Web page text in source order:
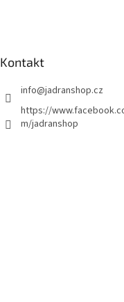
Kontakt
info@jadranshop.cz
https://
m/jadranshop